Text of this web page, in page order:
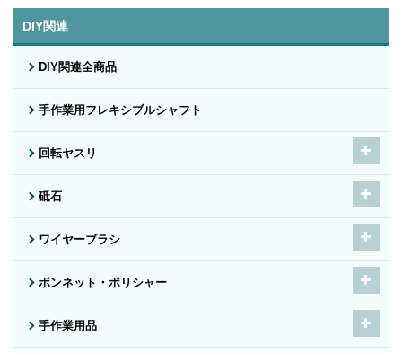
DIY関連
DIY関連全商品
手作業用フレキシブルシャフト
回転ヤスリ
砥石
ワイヤーブラシ
ボンネット・ポリシャー
手作業用品